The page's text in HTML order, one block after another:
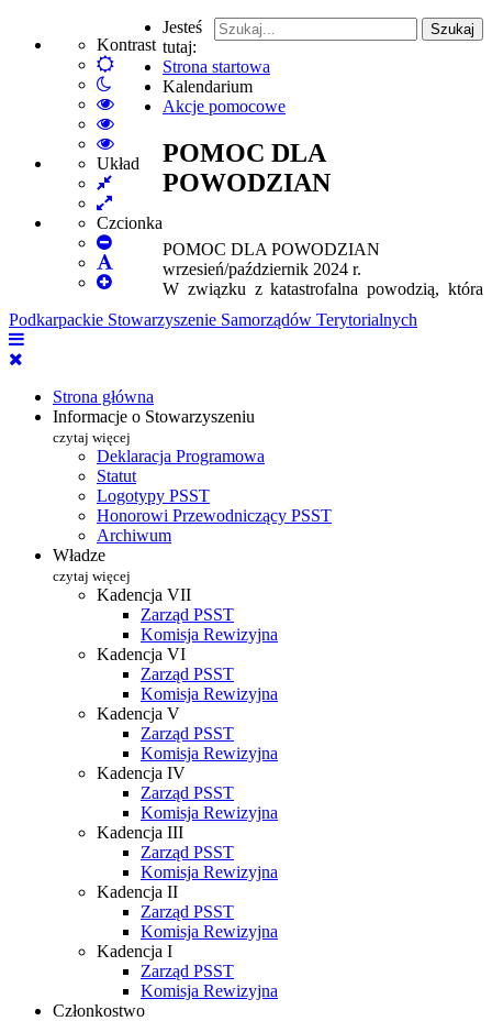
Kontrast
Default
mode
Włącz
tryb
nocny
High
Contrast
Black
White
High
Contrast
Black
High
Contrast
mode
Układ
Fixed
layout
Wide
layout
Czcionka
Set
Smaller
FontDefault
Set
Font
Szukaj
Podkarpackie Stowarzyszenie Samorządów Terytorialnych
Strona główna
Informacje o Stowarzyszeniu
czytaj więcej
Deklaracja Programowa
Statut
Logotypy PSST
Honorowi Przewodniczący PSST
Archiwum
Władze
czytaj więcej
Kadencja VII
Zarząd PSST
Komisja Rewizyjna
Kadencja VI
Zarząd PSST
Komisja Rewizyjna
Kadencja V
Zarząd PSST
Komisja Rewizyjna
Kadencja IV
Zarząd PSST
Komisja Rewizyjna
Kadencja III
Zarząd PSST
Komisja Rewizyjna
Kadencja II
Zarząd PSST
Komisja Rewizyjna
Kadencja I
Zarząd PSST
Komisja Rewizyjna
Członkostwo
Jesteś
tutaj:
Strona startowa
Kalendarium
Akcje pomocowe
POMOC DLA
POWODZIAN
POMOC DLA POWODZIAN
wrzesień/październik 2024 r.
W związku z katastrofalna powodzią, która